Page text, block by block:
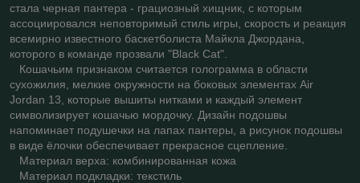
стала черная пантера - грациозный хищник, с которым
ассоциировался неповторимый стиль игры, скорость и реакция
всемирно известного баскетболиста Майкла Джордана,
которого в команде прозвали "Black Cat".
Кошачьим признаком считается голограмма в области
сухожилия, мелкие окружности на боковых элементах Air
Jordan 13, которые вышиты нитками и каждый элемент
символизирует кошачью мордочку. Дизайн подошвы
напоминает подушечки на лапах пантеры, а рисунок подошвы
в виде ёлочки обеспечивает прекрасное сцепление.
Материал верха: комбинированная кожа
Материал подкладки: текстиль